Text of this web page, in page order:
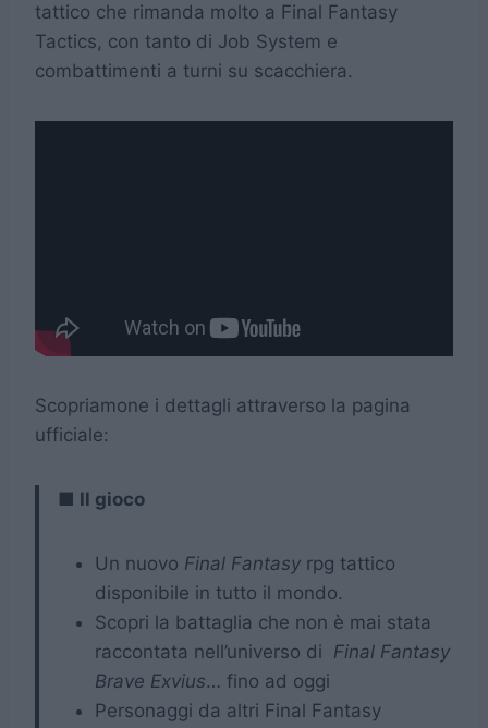
tattico che rimanda molto a Final Fantasy
Tactics, con tanto di Job System e
combattimenti a turni su scacchiera.
Scopriamone i dettagli attraverso la pagina
ufficiale:
■ Il gioco
Un nuovo Final Fantasy rpg tattico
disponibile in tutto il mondo.
Scopri la battaglia che non è mai stata
raccontata nell’universo di Final Fantasy
Brave Exvius… fino ad oggi
Personaggi da altri Final Fantasy